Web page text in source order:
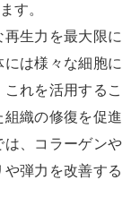
す。
生力を最大限に
は様々な細胞に
れを活用するこ
織の修復を促進
、コラーゲンや
弾力を改善する